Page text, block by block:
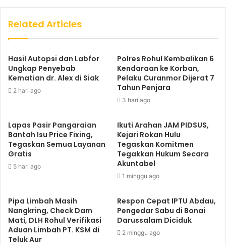
Related Articles
Hasil Autopsi dan Labfor
Ungkap Penyebab
Kematian dr. Alex di Siak
2 hari ago
Polres Rohul Kembalikan 6
Kendaraan ke Korban,
Pelaku Curanmor Dijerat 7
Tahun Penjara
3 hari ago
Lapas Pasir Pangaraian
Bantah Isu Price Fixing,
Tegaskan Semua Layanan
Gratis
5 hari ago
Ikuti Arahan JAM PIDSUS,
Kejari Rokan Hulu
Tegaskan Komitmen
Tegakkan Hukum Secara
Akuntabel
1 minggu ago
Pipa Limbah Masih
Nangkring, Check Dam
Mati, DLH Rohul Verifikasi
Aduan Limbah PT. KSM di
Teluk Aur
Respon Cepat IPTU Abdau,
Pengedar Sabu di Bonai
Darussalam Diciduk
2 minggu ago